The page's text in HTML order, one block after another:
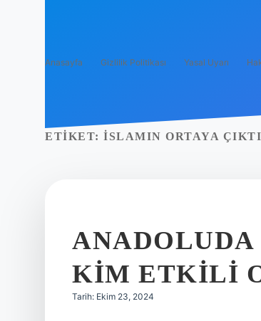
Anasayfa Gizlilik Politikası Yasal Uyarı
ETIKET: İSLAMIN ORTAYA
KIM ETKILI
Tarih: Ekim 23, 2024